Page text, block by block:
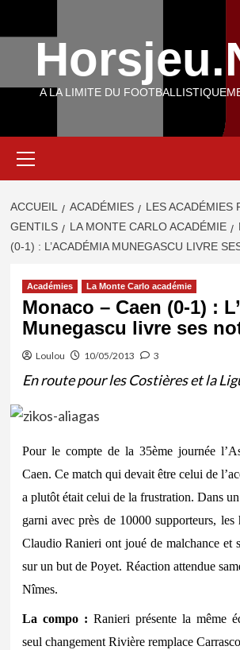
A LA LIMITE DU
principal
ACCUEIL ACADÉMIES
LES ACADÉMIES
GENTILS
LA MONTE CARLO ACADÉMIE
(0-1) : L’ACADÉMIA MUNEGASCU LIVRE
Académies La Monte Carlo académie
Monaco – Caen (0-1) :
Munegascu livre ses
Loulou 10/05/2013 3
En route pour les Costières et la
Pour le compte de la 35ème journée
Caen. Ce match qui devait être celui de
a plutôt était celui de la frustration. Dans
garni avec près de 10000 supporteurs,
Claudio Ranieri ont joué de malchance et
sur un but de Poyet. Réaction attendue
Nîmes.
La compo : Ranieri présente la même
seul changement Rivière remplace